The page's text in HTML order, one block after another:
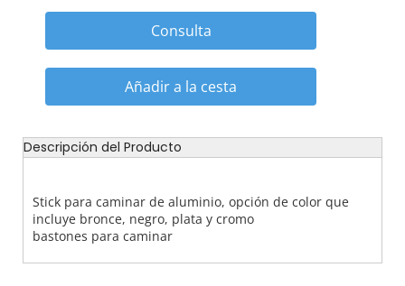
Consulta
Añadir a la cesta
Descripción del Producto
Stick para caminar de aluminio, opción de color que
incluye bronce, negro, plata y cromo
bastones para caminar